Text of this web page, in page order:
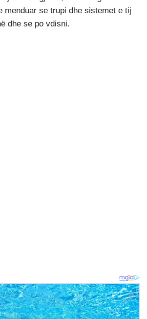
menduar se trupi dhe sistemet e tij
dhe se po vdisni.